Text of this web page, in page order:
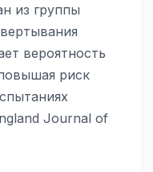
из группы
вероятность
риск
Journal of